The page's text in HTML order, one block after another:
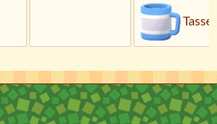
Tasse